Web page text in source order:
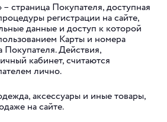
страница Покупателя, доступная
регистрации на сайте,
данные и доступ к которой
Карты и номера
Действия,
кабинет, считаются
лично.
аксессуары и иные товары,
на сайте.